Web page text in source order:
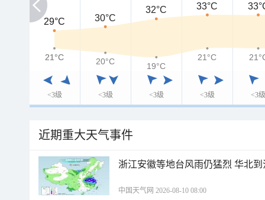
<3级 <3级 <3级 <3级 <3级
29°C
29°C 30°C
32°C 33°C
21°C
21°C 20°C 19°C
21°C
近期重大天气事件
浙江安徽等地台风雨仍猛烈 华北
中国天气网 2026-08-10 08:00